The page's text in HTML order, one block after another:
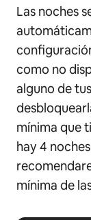
Las noches
como no
alguno de
mínima que
hay 4
mínima de